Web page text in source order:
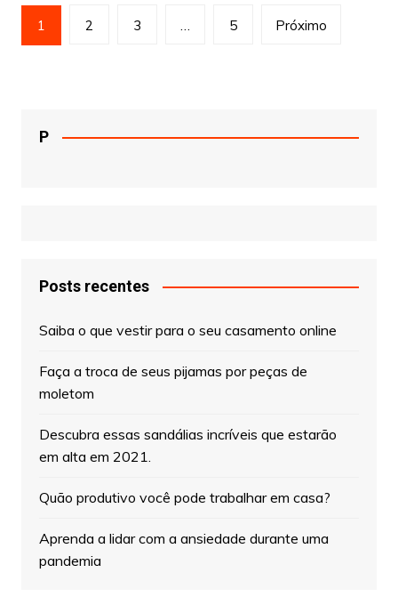
Paginação
de
1 2 3 … 5 Próximo
P
Posts recentes
Saiba o que vestir para o seu casamento online
Faça a troca de seus pijamas por peças de
moletom
Descubra essas sandálias incríveis que estarão
em alta em 2021.
Quão produtivo você pode trabalhar em casa?
Aprenda a lidar com a ansiedade durante uma
pandemia